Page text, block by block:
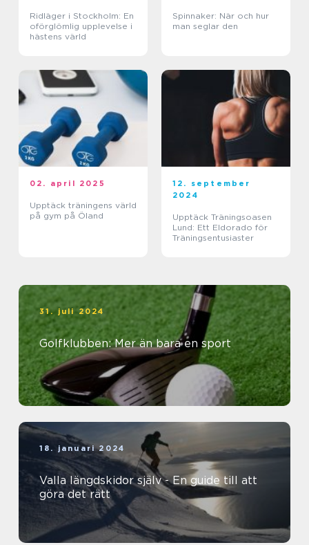
Ridläger i Stockholm: En
oförglömlig upplevelse i
hästens värld
Spinnaker: När och hur
man seglar den
02. april 2025
Upptäck träningens värld
på gym på Öland
12. september
2024
Upptäck Träningsoasen
Lund: Ett Eldorado för
Träningsentusiaster
31. juli 2024
Golfklubben: Mer än bara en sport
18. januari 2024
Valla längdskidor själv - En guide till att
göra det rätt